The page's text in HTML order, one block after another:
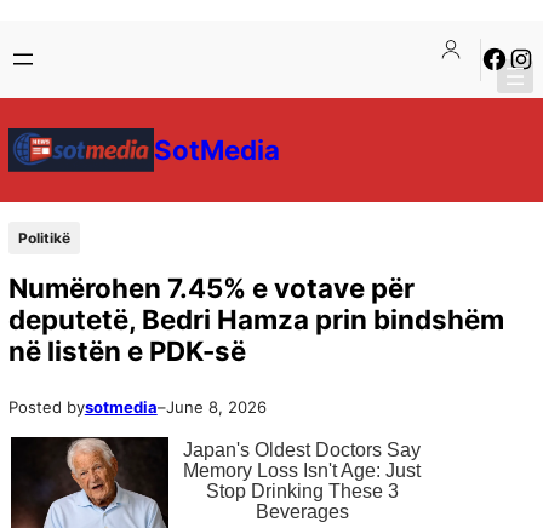
SotMedia
Politikë
Numërohen 7.45% e votave për
deputetë, Bedri Hamza prin bindshëm
në listën e PDK-së
Posted bysotmedia–June 8, 2026